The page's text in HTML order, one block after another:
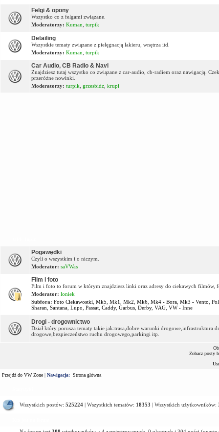
Felgi & opony
Wszystko co z felgami związane.
Moderatorzy: Kuman turpik
Detailing
Wszystkie tematy związane z pielęgnacją lakieru, wnętrza itd.
Moderatorzy: Kuman turpik
Car Audio, CB Radio & Navi
Znajdziesz tutaj wszystko co związane z car-audio, cb-radiem oraz nawigacją.
przeróżne nowinki.
Moderatorzy: turpik grzesbidz krupi
Pogawędki
Czyli o wszystkim i o niczym.
Moderator: saVWas
Film i foto
Film i foto to forum w którym znajdziesz linki oraz adresy do ciekawych filmów,
Moderator: loniek
Subfora: Foto Ciekawostki Mk5 Mk1 Mk2 Mk6 Mk4 - Bora Mk3 - Vento
Sharan Santana Lupo Passat Caddy, Garbus Derby, VAG VW - Inne
Drogi - drogownictwo
Dział który porusza tematy takie jak:trasa,dobre warunki drogowe,infrastruktura
drogowe,bezpieczeństwo ruchu drogowego,parkingi itp.
Zobacz posty
Przejdź do VW Zone | Nawigacja: Strona główna
Wszystkich postów: 525224 | Wszystkich tematów: 18353 | Wszystkich użytkowników: